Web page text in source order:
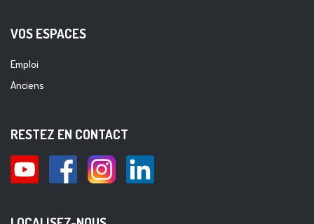
VOS ESPACES
Emploi
Anciens
RESTEZ EN CONTACT